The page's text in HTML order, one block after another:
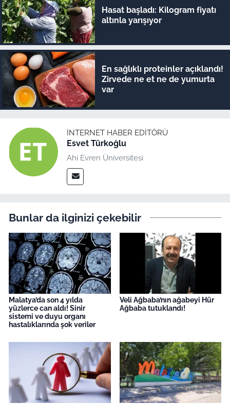
Hasat başladı: Kilogram fiyatı
altınla yarışıyor
En sağlıklı proteinler açıklandı!
Zirvede ne et ne de yumurta
var
İNTERNET HABER EDITÖRÜ
Esvet Türkoğlu
Ahi Evren Üniversitesi
Bunlar da ilginizi çekebilir
Malatya’da son 4 yılda
yüzlerce can aldı! Sinir
sistemi ve duyu organı
hastalıklarında şok veriler
Veli Ağbaba’nın ağabeyi Hür
Ağbaba tutuklandı!